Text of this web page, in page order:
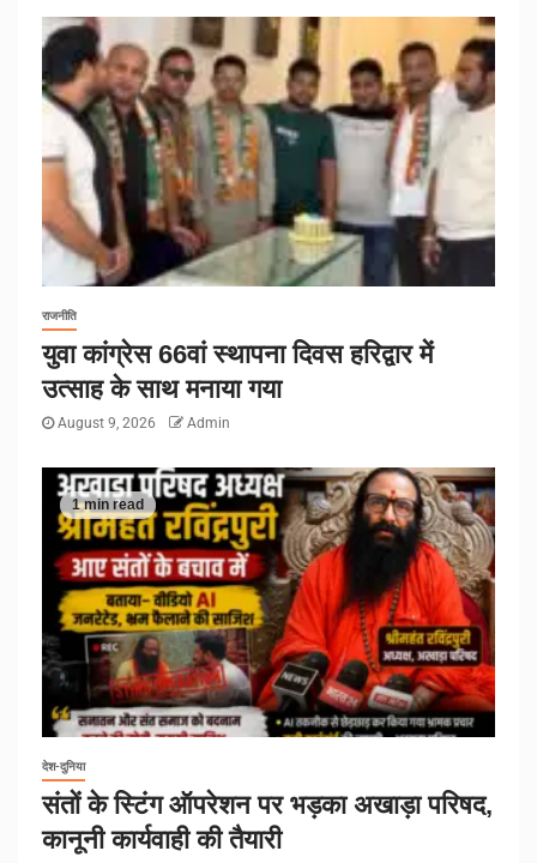
राजनीति
युवा कांग्रेस 66वां स्थापना दिवस हरिद्वार में
उत्साह के साथ मनाया गया
August 9, 2026 Admin
1 min read
देश-दुनिया
संतों के स्टिंग ऑपरेशन पर भड़का अखाड़ा परिषद,
कानूनी कार्यवाही की तैयारी